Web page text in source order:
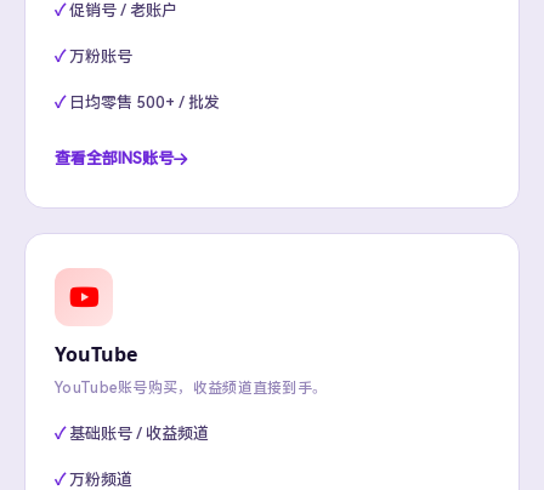
促销号 / 老账户
万粉账号
日均零售 500+ / 批发
查看全部INS账号
YouTube
YouTube账号购买，收益频道直接到手。
基础账号 / 收益频道
万粉频道